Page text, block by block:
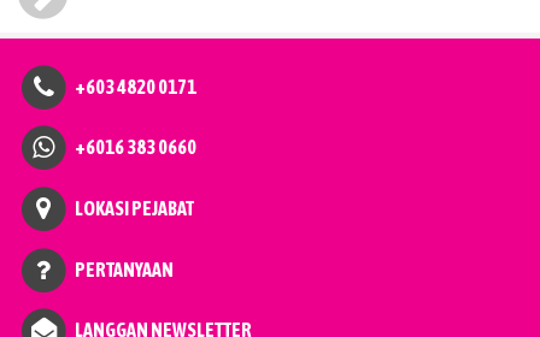
+603 4820 0171
+6016 383 0660
LOKASI PEJABAT
PERTANYAAN
LANGGAN NEWSLETTER